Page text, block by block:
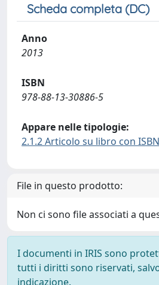
Scheda completa (DC)
Anno
2013
ISBN
978-88-13-30886-5
Appare nelle tipologie:
2.1.2 Articolo su libro con ISBN
File in questo prodotto:
Non ci sono file associati a
I documenti in IRIS sono
tutti i diritti sono riservati,
indicazione.